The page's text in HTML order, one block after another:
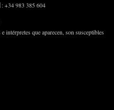
: +34 983 385 604
intérpretes que aparecen, son susceptibles